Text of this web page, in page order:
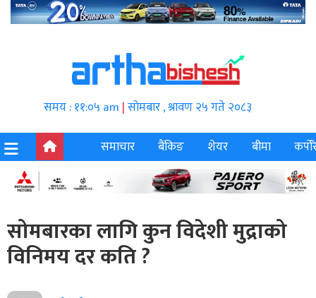
समय : ११:०५ am |सोमबार , श्रावण २५ गते २०८३
समाचार
बैंकिङ शेयर बीमा
सोमबारका लागि कुन विदेशी मुद्राको
विनिमय दर कति ?